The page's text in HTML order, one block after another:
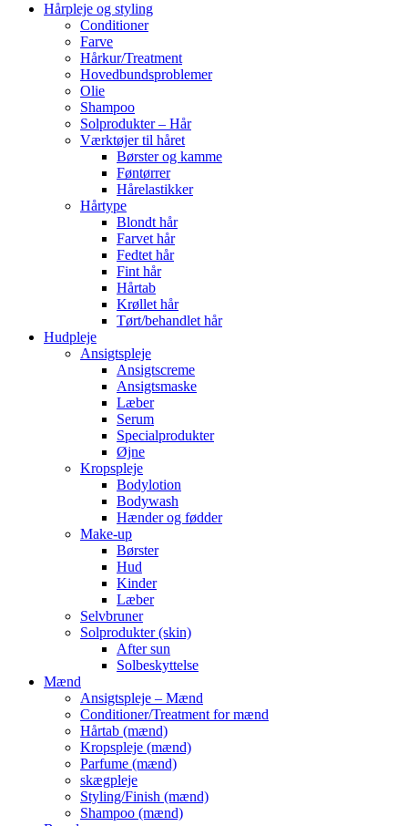
Hårpleje og styling
Conditioner
Farve
Hårkur/Treatment
Hovedbundsproblemer
Olie
Shampoo
Solprodukter – Hår
Værktøjer til håret
Børster og kamme
Føntørrer
Hårelastikker
Hårtype
Blondt hår
Farvet hår
Fedtet hår
Fint hår
Hårtab
Krøllet hår
Tørt/behandlet hår
Hudpleje
Ansigtspleje
Ansigtscreme
Ansigtsmaske
Læber
Serum
Specialprodukter
Øjne
Kropspleje
Bodylotion
Bodywash
Hænder og fødder
Make-up
Børster
Hud
Kinder
Læber
Selvbruner
Solprodukter (skin)
After sun
Solbeskyttelse
Mænd
Ansigtspleje – Mænd
Conditioner/Treatment for mænd
Hårtab (mænd)
Kropspleje (mænd)
Parfume (mænd)
skægpleje
Styling/Finish (mænd)
Shampoo (mænd)